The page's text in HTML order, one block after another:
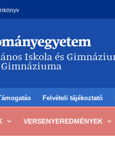
Felvételi tájékoztató
VERSENYEREDMÉNYEK